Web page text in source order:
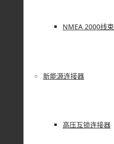
NMEA 2000线束
新能源连接器
高压互锁连接器